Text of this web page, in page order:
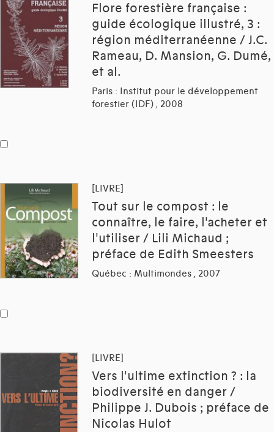
Flore forestière française :
guide écologique illustré, 3 :
région méditerranéenne / J.C.
Rameau, D. Mansion, G. Dumé,
et al.
Paris : Institut pour le développement
forestier (IDF) , 2008
[LIVRE]
Tout sur le compost : le
connaître, le faire, l'acheter et
l'utiliser / Lili Michaud ;
préface de Edith Smeesters
Québec : Multimondes , 2007
[LIVRE]
Vers l'ultime extinction ? : la
biodiversité en danger /
Philippe J. Dubois ; préface de
Nicolas Hulot